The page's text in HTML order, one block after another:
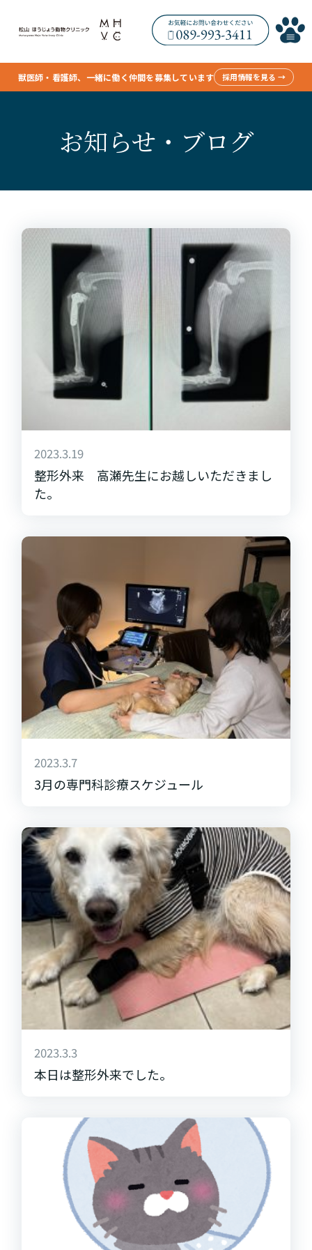
獣医師・看護師、一緒に働く仲間を募集しています 採用情報を見る →
お知らせ・ブログ
2023.3.19
整形外来 高瀬先生にお越しいただきまし
た。
2023.3.7
3月の専門科診療スケジュール
2023.3.3
本日は整形外来でした。